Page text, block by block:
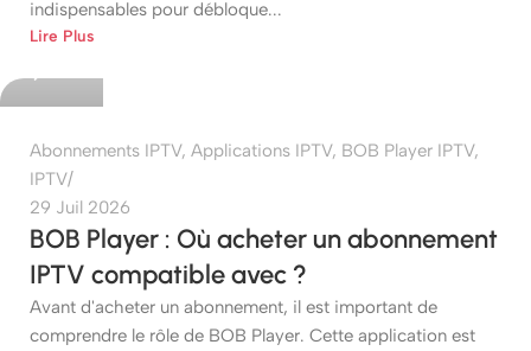
indispensables pour débloque...
Lire Plus
etshop
Abonnements IPTV, Applications IPTV, BOB Player IPTV,
IPTV
29 Juil 2026
BOB Player : Où acheter un abonnement
IPTV compatible avec ?
Avant d'acheter un abonnement, il est important de
comprendre le rôle de BOB Player. Cette application est